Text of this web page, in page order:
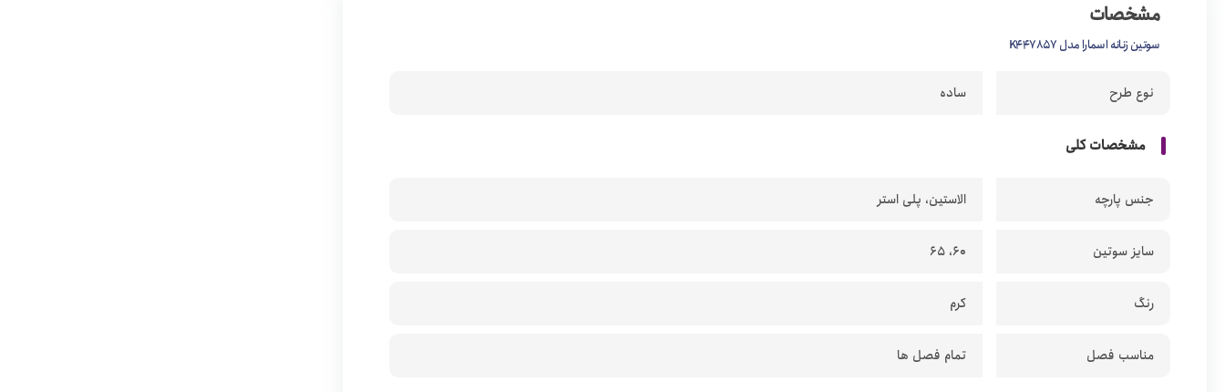
مشخصات
سوتین زنانه اسمارا مدل K447857
نوع طرح ساده
مشخصات کلی
جنس پارچه الاستین، پلی استر
سایز سوتین 60، 65
رنگ کرم
مناسب فصل تمام فصل ها